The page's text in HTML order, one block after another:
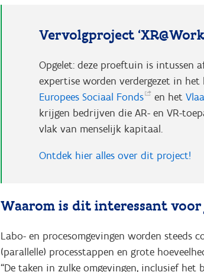
Vervolgproject
Opgelet: deze proeftuin is intussen
expertise worden verdergezet in
Europees Sociaal Fonds en het
krijgen bedrijven die AR- en VR-
vlak van menselijk kapitaal.
Ontdek hier alles over dit project!
Waarom is dit interessant voor
Labo- en procesomgevingen worden steeds
(parallelle) processtappen en grote
“De taken in zulke omgevingen, inclusief het